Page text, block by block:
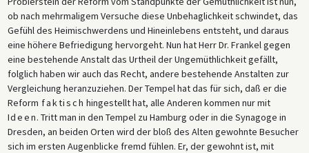
ob nach mehrmaligem Versuche diese Unbehaglichkeit schwindet, das
Gefühl des Heimischwerdens und Hineinlebens entsteht, und daraus
eine höhere Befriedigung hervorgeht. Nun hat Herr Dr. Frankel gegen
eine bestehende Anstalt das Urtheil der Ungemüthlichkeit gefällt,
folglich haben wir auch das Recht, andere bestehende Anstalten zur
Vergleichung heranzuziehen. Der Tempel hat das für sich, daß er die
Reform faktisch hingestellt hat, alle Anderen kommen nur mit
Ideen. Tritt man in den Tempel zu Hamburg oder in die Synagoge in
Dresden, an beiden Orten wird der bloß des Alten gewohnte Besucher
sich im ersten Augenblicke fremd fühlen. Er, der gewohnt ist, mit